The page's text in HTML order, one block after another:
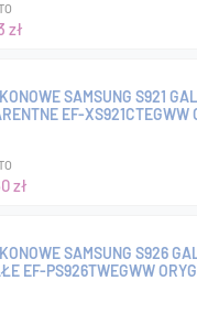
zł
SAMSUNG S921
EF-XS921CTEGWW
zł
SAMSUNG S926
EF-PS926TWEGWW